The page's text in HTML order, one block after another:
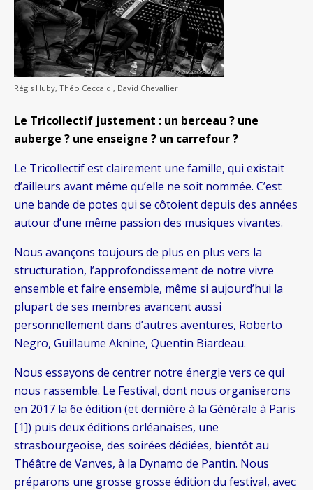
Régis Huby, Théo Ceccaldi, David Chevallier
Le Tricollectif justement : un berceau ? une
auberge ? une enseigne ? un carrefour ?
Le Tricollectif est clairement une famille, qui existait
d’ailleurs avant même qu’elle ne soit nommée. C’est
une bande de potes qui se côtoient depuis des années
autour d’une même passion des musiques vivantes.
Nous avançons toujours de plus en plus vers la
structuration, l’approfondissement de notre vivre
ensemble et faire ensemble, même si aujourd’hui la
plupart de ses membres avancent aussi
personnellement dans d’autres aventures, Roberto
Negro, Guillaume Aknine, Quentin Biardeau.
Nous essayons de centrer notre énergie vers ce qui
nous rassemble. Le Festival, dont nous organiserons
en 2017 la 6e édition (et dernière à la Générale à Paris
[1]) puis deux éditions orléanaises, une
strasbourgeoise, des soirées dédiées, bientôt au
Théâtre de Vanves, à la Dynamo de Pantin. Nous
préparons une grosse grosse édition du festival, avec